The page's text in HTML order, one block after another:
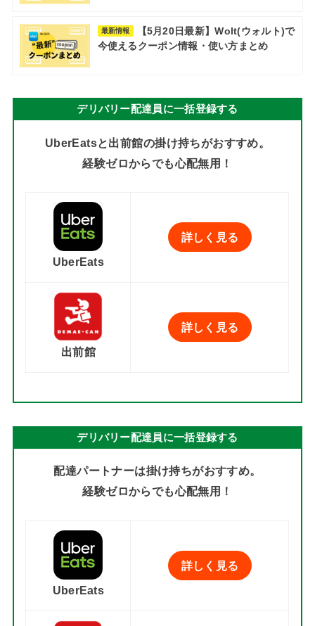
最新情報
【5月20日最新】Wolt(ウォルト)で
今使えるクーポン情報・使い方まとめ
デリバリー配達員に一括登録する
UberEatsと出前館の掛け持ちがおすすめ。
経験ゼロからでも心配無用！
UberEats
詳しく見る
出前館
詳しく見る
デリバリー配達員に一括登録する
配達パートナーは掛け持ちがおすすめ。
経験ゼロからでも心配無用！
UberEats
詳しく見る